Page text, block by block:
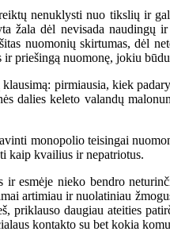
nenuklysti nuo tikslių ir
žala dėl nevisada
nuomonių skirtumas, dėl
priešingą nuomonę, jokiu
pirmiausia, kiek
dalies keleto valandų
monopolio teisingai
kaip kvailius ir nepatriotus.
esmėje nieko bendro
artimiau ir nuolatiniau
priklauso daugiau ateities
kontakto su bet kokia